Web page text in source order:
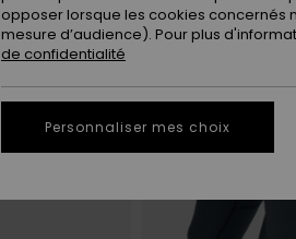
opposer lorsque les cookies concernés
mesure d’audience). Pour plus
de confidentialité
Personnaliser mes choix